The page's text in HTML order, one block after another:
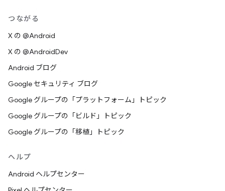
つながる
X の @Android
X の @AndroidDev
Android ブログ
Google セキュリティ ブログ
Google グループの「プラットフォーム」トピック
Google グループの「ビルド」トピック
Google グループの「移植」トピック
ヘルプ
Android ヘルプセンター